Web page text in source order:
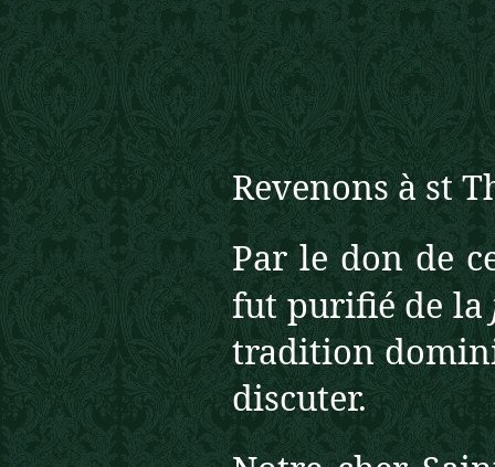
Revenons à st
Par le don de
fut purifié de la
tradition
discuter.